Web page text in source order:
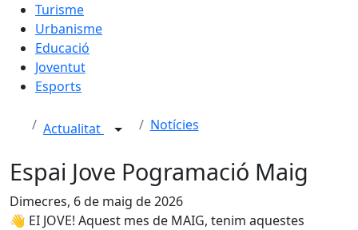
Turisme
Urbanisme
Educació
Joventut
Esports
Actualitat Notícies
Espai Jove Pogramació Maig
Dimecres, 6 de maig de 2026
👋 EI JOVE! Aquest mes de MAIG, tenim aquestes